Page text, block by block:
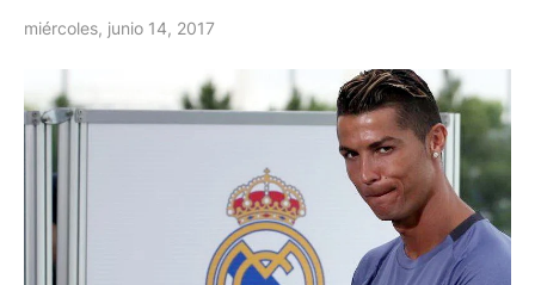
miércoles, junio 14, 2017